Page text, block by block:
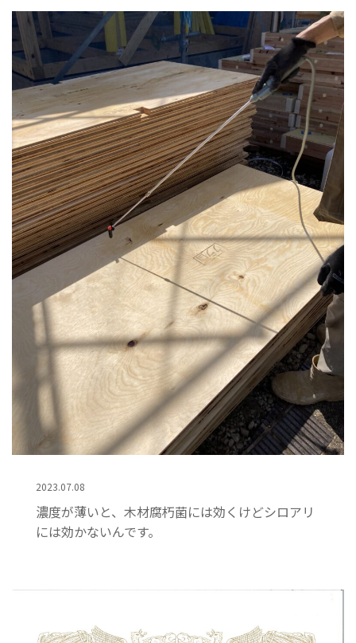
2023.07.08
濃度が薄いと、木材腐朽菌には効くけどシロアリ
には効かないんです。